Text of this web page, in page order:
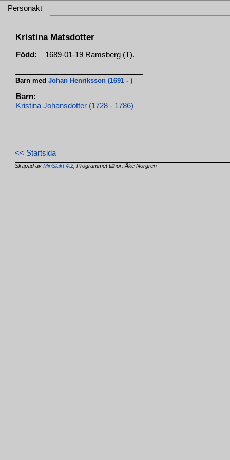
Personakt
Kristina Matsdotter
Född: 1689-01-19 Ramsberg (T).
Barn medJohan Henriksson (1691 - )
Barn:
Kristina Johansdotter (1728 - 1786)
<< Startsida
Skapad avMinSläkt 4.2 , Programmet tillhör: Åke Norgren